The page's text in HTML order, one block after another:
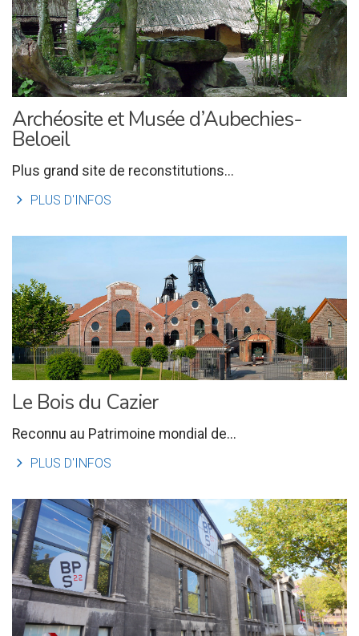
Archéosite et Musée d’Aubechies-
Beloeil
Plus grand site de reconstitutions...
l PLUS D'INFOS
Le Bois du Cazier
Reconnu au Patrimoine mondial de...
l PLUS D'INFOS